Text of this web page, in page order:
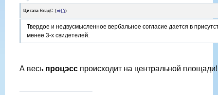
Цитата ВладС ( )
Твердое и недвусмысленное вербальное согласие дается в
менее 3-х свидетелей.
А весь процэсс происходит на центральной